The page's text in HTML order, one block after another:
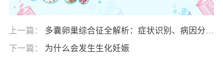
上一篇： 多囊卵巢综合征全解析：症状识别、病因分析
与科学防治指南
下一篇： 为什么会发生生化妊娠